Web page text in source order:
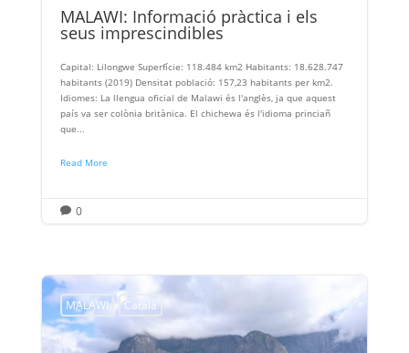
MALAWI: Informació pràctica i els
seus imprescindibles
Capital: Lilongwe Superfície: 118.484 km2 Habitants: 18.628.747
habitants (2019) Densitat població: 157,23 habitants per km2.
Idiomes: La llengua oficial de Malawi és l'anglès, ja que aquest
país va ser colònia britànica. El chichewa és l'idioma princiañ
que...
Read More
 0
MALAWI Català